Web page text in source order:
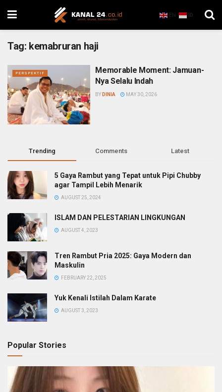
EN ID
Tag: kemabruran haji
PERSPEKTIF
Memorable Moment: Jamuan-
Nya Selalu Indah
BY DINIA MAY 30, 2026
Trending Comments Latest
5 Gaya Rambut yang Tepat untuk Pipi Chubby
agar Tampil Lebih Menarik
AUGUST 25, 2024
ISLAM DAN PELESTARIAN LINGKUNGAN
AUGUST 4, 2023
Tren Rambut Pria 2025: Gaya Modern dan
Maskulin
FEBRUARY 22, 2025
Yuk Kenali Istilah Dalam Karate
AUGUST 3, 2023
Popular Stories